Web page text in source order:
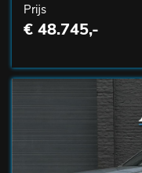
Prijs
€ 48.745,-